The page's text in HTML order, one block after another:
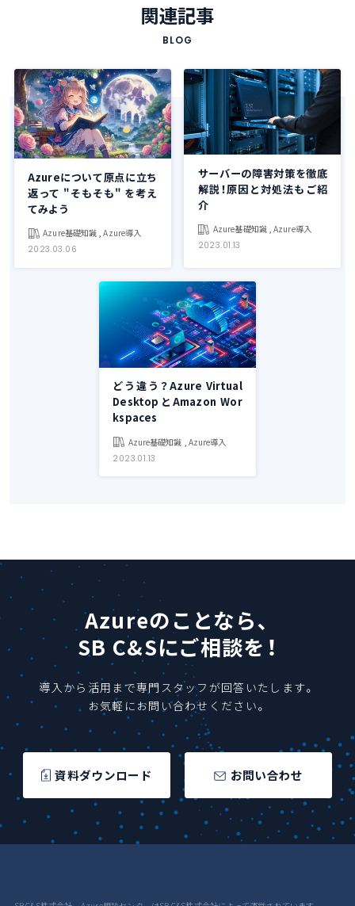
関連記事
BLOG
Azureについて原点に立ち
返って "そもそも" を考え
てみよう
Azure基礎知識 , Azure導入
2023.03.06
サーバーの障害対策を徹底
解説！原因と対処法もご紹
介
Azure基礎知識 , Azure導入
2023.01.13
どう違う？Azure Virtual
DesktopとAmazon Wor
kspaces
Azure基礎知識 , Azure導入
2023.01.13
Azureのことなら、
SB C&Sにご相談を！
導入から活用まで専門スタッフが回答いたします。
お気軽にお問い合わせください。
資料ダウンロード お問い合わせ